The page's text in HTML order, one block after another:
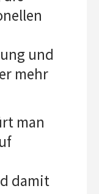
und
mehr
man
damit